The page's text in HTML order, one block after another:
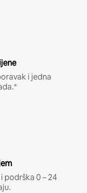
i jedna
podrška 0 – 24